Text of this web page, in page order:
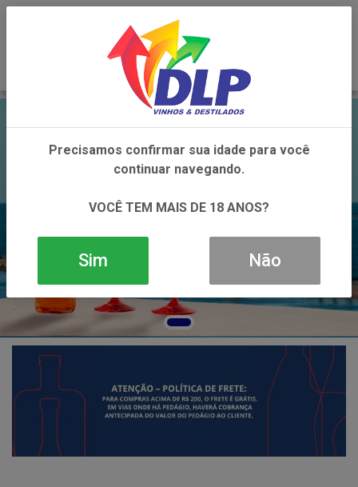
Precisamos confirmar sua idade para você
continuar navegando.
VOCÊ TEM MAIS DE 18 ANOS?
Sim Não